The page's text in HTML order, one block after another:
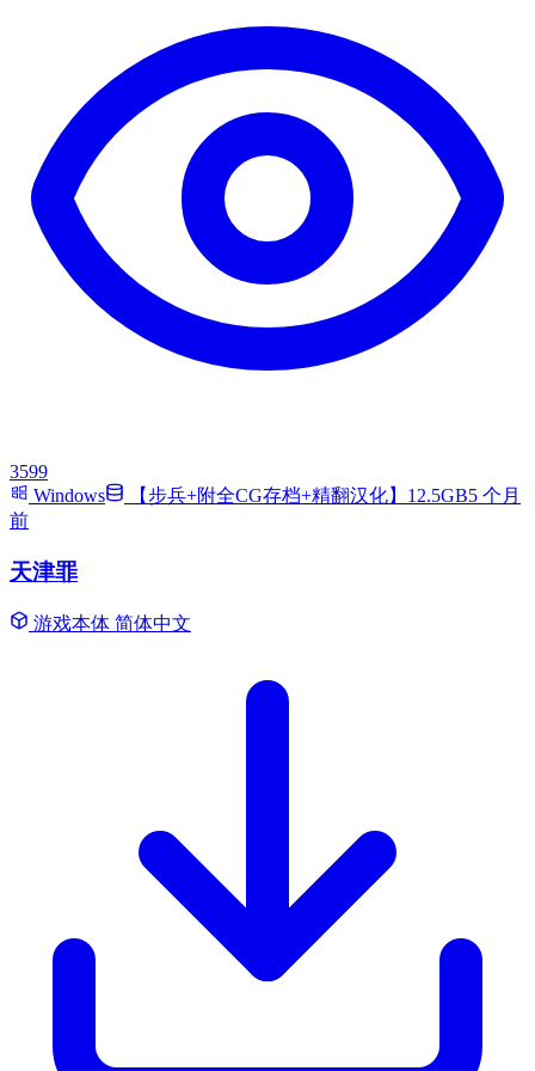
3599
Windows
【步兵+附全CG存档+精翻汉化】12.5GB5 个月
前
天津罪
游戏本体 简体中文